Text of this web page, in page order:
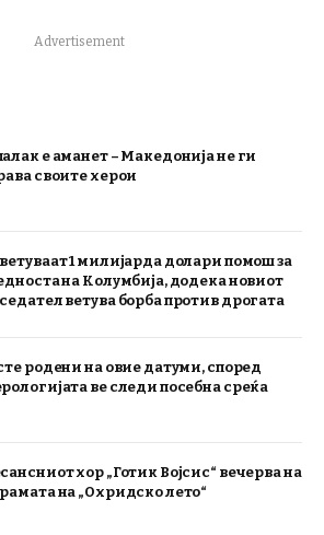
Advertisement
е аманет – Македонија не ги
своите херои
1 милијарда долари помош за
на Колумбија, додека новиот
ветува борба против дрогата
родени на овие датуми, според
ве следи посебна среќа
хор „Готик Војсис“ вечерва на
на „Охридско лето“